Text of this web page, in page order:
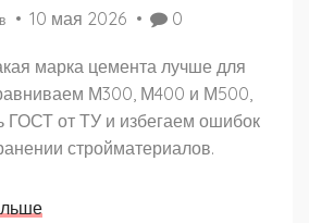
10 мая 2026 0
марка цемента лучше для
М300, М400 и М500,
ГОСТ от ТУ и избегаем ошибок
стройматериалов.